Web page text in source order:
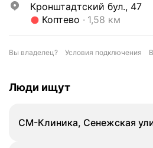
Кронштадтский бул., 47
Метро Коптево
Коптево 1,58 км
Вы владелец? Условия подключения
Люди ищут
СМ-Клиника, Сенежская